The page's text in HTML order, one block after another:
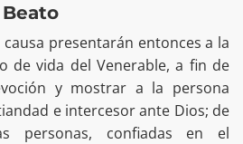
presentarán entonces a la
de vida del Venerable, a fin de
y mostrar a la persona
e intercesor ante Dios; de
personas, confiadas en el